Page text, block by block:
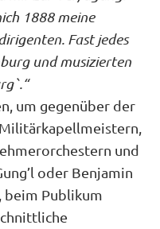
1888 meine
Fast jedes
und musizierten
um gegenüber der
und
oder Benjamin
beim Publikum